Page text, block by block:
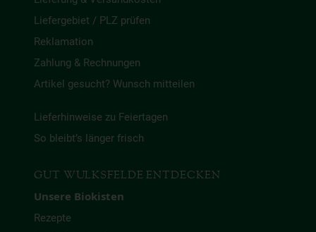
Liefergebiet / PLZ prüfen
Reklamation
Zahlung & Rechnungen
Artikel gesucht? Wunsch mitteilen
Lieferhinweise zu Feiertagen
So bleibt’s länger frisch
GUT WULKSFELDE ENTDECKEN
Unsere Biokisten
Rezepte